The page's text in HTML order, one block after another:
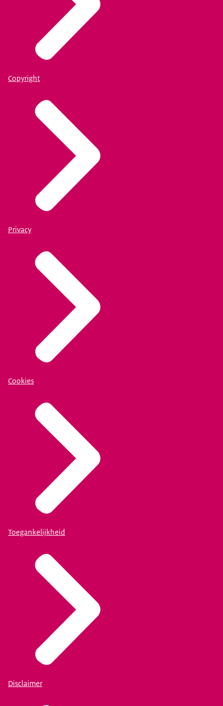
Copyright
Privacy
Cookies
Toegankelijkheid
Disclaimer